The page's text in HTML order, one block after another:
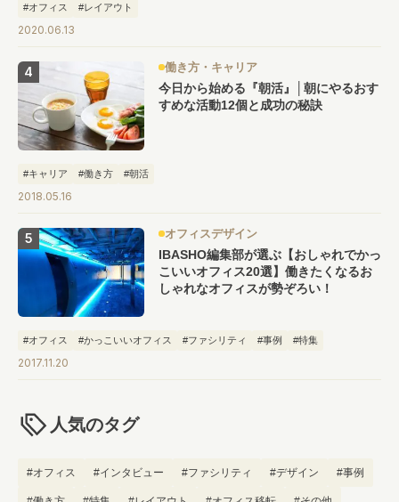
#オフィス #レイアウト
2020.06.13
働き方・キャリア
今日から始める『朝活』│朝にやるおす
すめな活動12個と成功の秘訣
#キャリア #働き方 #朝活
2018.05.16
オフィスデザイン
IBASHO編集部が選ぶ【おしゃれでかっ
こいいオフィス20選】働きたくなるお
しゃれなオフィスが勢ぞろい！
#オフィス #かっこいいオフィス #ファシリティ #事例 #特集
2017.11.20
人気のタグ
#オフィス #インタビュー #ファシリティ #デザイン #事例